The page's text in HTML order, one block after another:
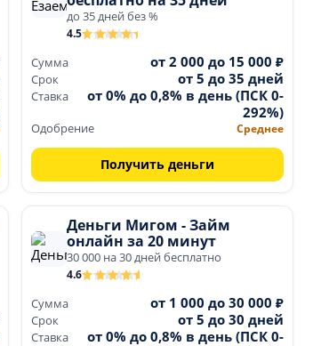
до 35 дней без %
4.5
Сумма от 2 000 до 15 000 ₽
Срок от 5 до 35 дней
Ставка
от 0% до 0,8% в день (ПСК 0-
292%)
Одобрение Среднее
Получить деньги
Деньги Мигом - Займ
онлайн за 20 минут
30 000 на 30 дней бесплатно
4.6
Сумма от 1 000 до 30 000 ₽
Срок от 5 до 30 дней
Ставка
от 0% до 0,8% в день (ПСК 0-